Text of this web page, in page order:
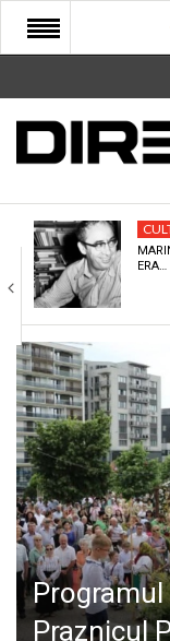
START
COMUNITATE
CULTURA
ECONOMIE
SANATATE
SPORT
SPECIAL
POLITIC
LIFE
ERA…
Praznicul